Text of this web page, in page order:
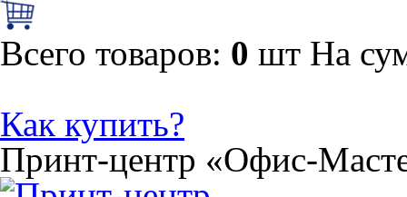
Всего товаров: 0 шт На
Как купить?
Принт-центр «Офис-